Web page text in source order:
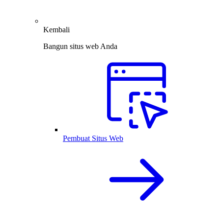
Kembali
Bangun situs web Anda
Pembuat Situs Web